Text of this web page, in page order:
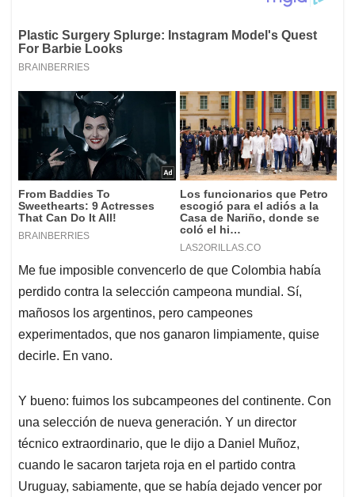
Me fue imposible convencerlo de que Colombia había
perdido contra la selección campeona mundial. Sí,
mañosos los argentinos, pero campeones
experimentados, que nos ganaron limpiamente, quise
decirle. En vano.
Y bueno: fuimos los subcampeones del continente. Con
una selección de nueva generación. Y un director
técnico extraordinario, que le dijo a Daniel Muñoz,
cuando le sacaron tarjeta roja en el partido contra
Uruguay, sabiamente, que se había dejado vencer por